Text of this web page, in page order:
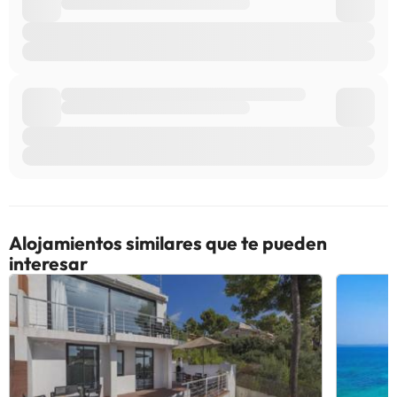
Alojamientos similares que te pueden
interesar